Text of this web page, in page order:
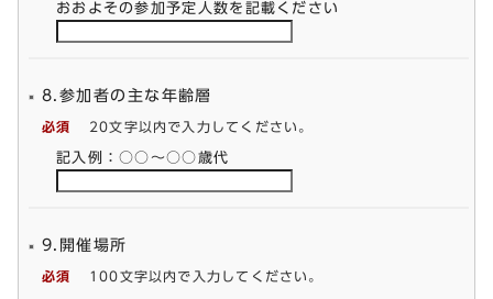
おおよその参加予定人数を記載ください
8.参加者の主な年齢層
必須 20文字以内で入力してください。
記入例：○○～○○歳代
9.開催場所
必須 100文字以内で入力してください。